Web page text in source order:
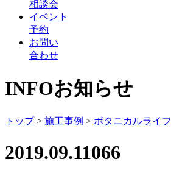
相談会
イベント
予約
お問い
合わせ
INFOお知らせ
トップ> 施工事例 > ボタニカルライフ
2019.09.11066